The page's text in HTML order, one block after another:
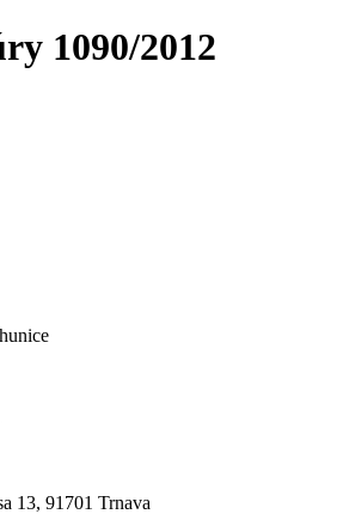
1090/2012
13, 91701 Trnava